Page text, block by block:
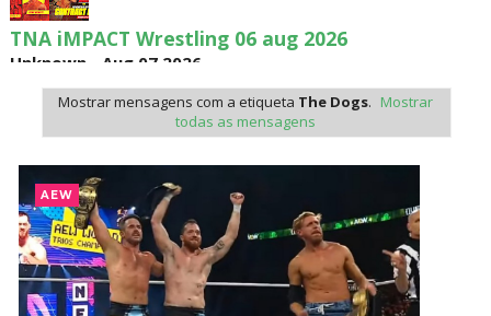
TNA iMPACT Wrestling 06 aug 2026
Unknown Aug 07 2026
AEW Dynamite 05AUG26
Unknown-Aug 06 2026
WWE NXT 04 Aug 2026
Unknown- Aug 05 2026
Mostrar mensagens com a etiqueta The Dogs. Mostrar
todas as mensagens
AEW